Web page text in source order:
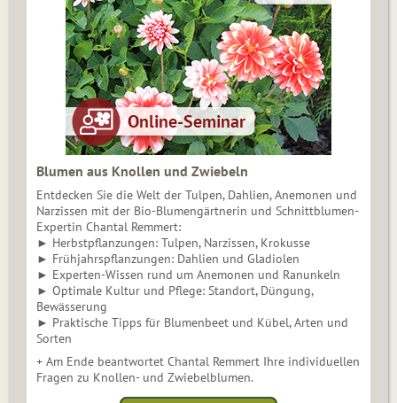
Blumen aus Knollen und Zwiebeln
Entdecken Sie die Welt der Tulpen, Dahlien, Anemonen und
Narzissen mit der Bio-Blumengärtnerin und Schnittblumen-
Expertin Chantal Remmert:
► Herbstpflanzungen: Tulpen, Narzissen, Krokusse
► Frühjahrspflanzungen: Dahlien und Gladiolen
► Experten-Wissen rund um Anemonen und Ranunkeln
► Optimale Kultur und Pflege: Standort, Düngung,
Bewässerung
► Praktische Tipps für Blumenbeet und Kübel, Arten und
Sorten
+ Am Ende beantwortet Chantal Remmert Ihre individuellen
Fragen zu Knollen- und Zwiebelblumen.